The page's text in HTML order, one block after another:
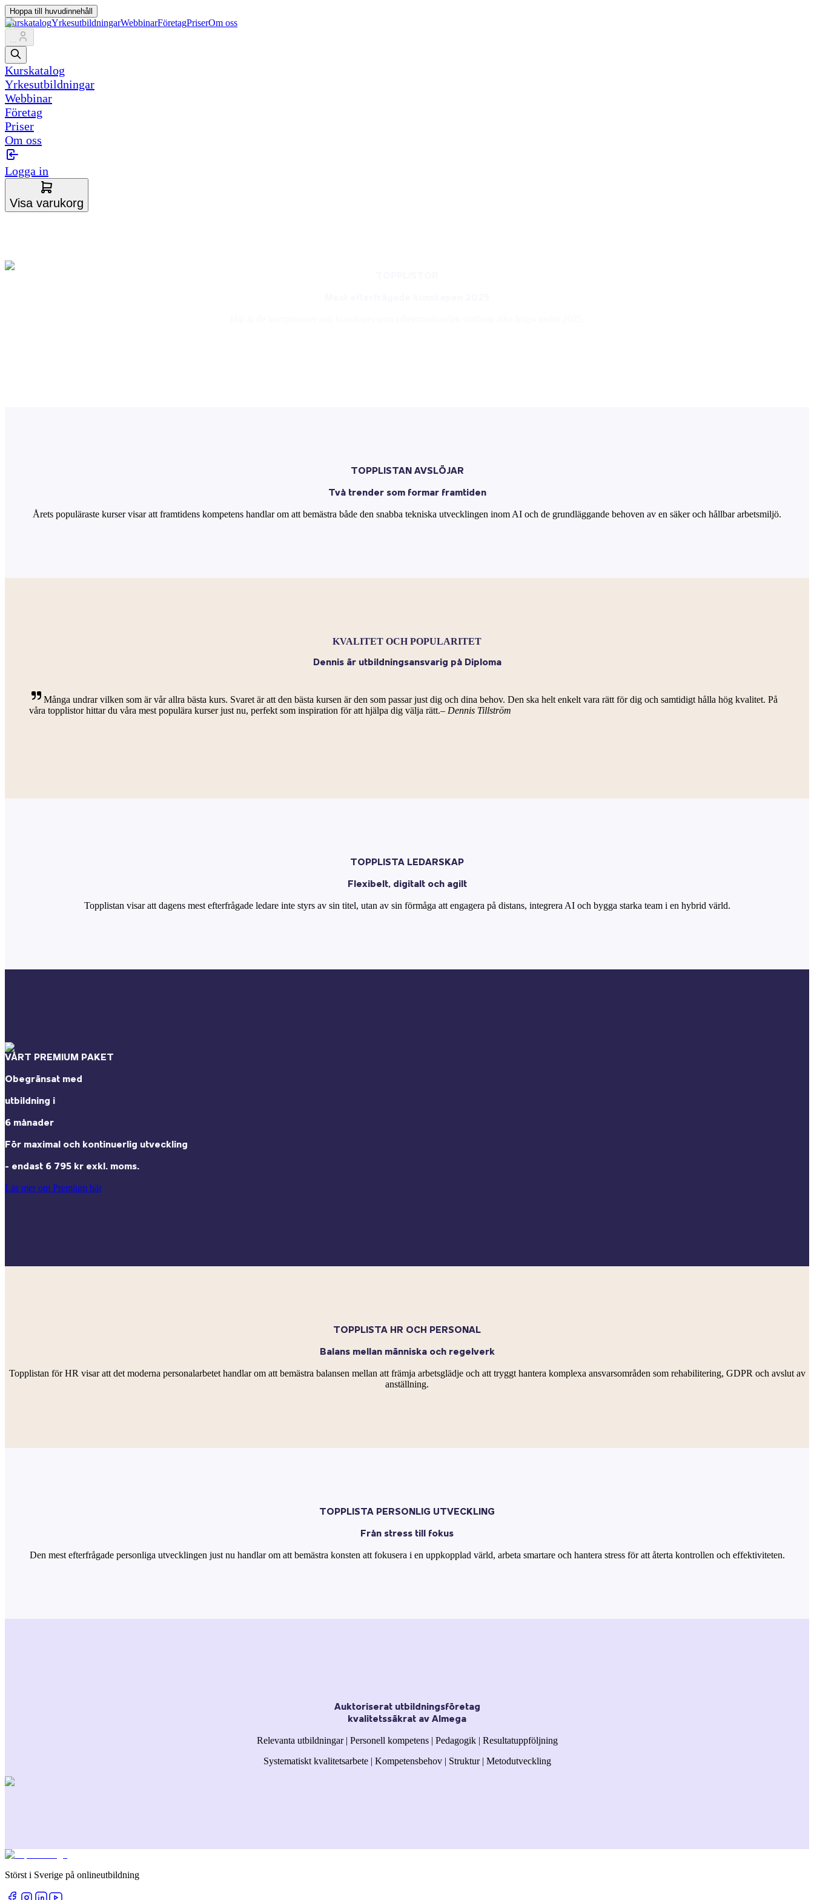
Hoppa till huvudinnehåll
KurskatalogYrkesutbildningarWebbinarFöretagPriserOm oss
...
Kurskatalog
Yrkesutbildningar
Webbinar
Företag
Priser
Om oss
Logga in
Visa varukorg
TOPPLISTAN AVSLÖJAR
Två trender som formar framtiden
Årets populäraste kurser visar att framtidens kompetens handlar om att bemästra både den snabba tekniska utvecklingen inom AI och de grundläggande behoven av en säker och hållbar arbetsmiljö.
KVALITET OCH POPULARITET
Dennis är utbildningsansvarig på Diploma
Många undrar vilken som är vår allra bästa kurs. Svaret är att den bästa kursen är den som passar just dig och dina behov. Den ska helt enkelt vara rätt för dig och samtidigt hålla hög kvalitet. På
våra topplistor hittar du våra mest populära kurser just nu, perfekt som inspiration för att hjälpa dig välja rätt.– Dennis Tillström
TOPPLISTA LEDARSKAP
Flexibelt, digitalt och agilt
Topplistan visar att dagens mest efterfrågade ledare inte styrs av sin titel, utan av sin förmåga att engagera på distans, integrera AI och bygga starka team i en hybrid värld.
VÅRT PREMIUM PAKET
Obegränsat med
utbildning i
6 månader
För maximal och kontinuerlig utveckling
- endast 6 795 kr exkl. moms.
Läs mer om Premium här
TOPPLISTA HR OCH PERSONAL
Balans mellan människa och regelverk
Topplistan för HR visar att det moderna personalarbetet handlar om att bemästra balansen mellan att främja arbetsglädje och att tryggt hantera komplexa ansvarsområden som rehabilitering, GDPR och avslut av
anställning.
TOPPLISTA PERSONLIG UTVECKLING
Från stress till fokus
Den mest efterfrågade personliga utvecklingen just nu handlar om att bemästra konsten att fokusera i en uppkopplad värld, arbeta smartare och hantera stress för att återta kontrollen och effektiviteten.
Auktoriserat utbildningsföretag
kvalitetssäkrat av Almega
Relevanta utbildningar | Personell kompetens | Pedagogik | Resultatuppföljning
Systematiskt kvalitetsarbete | Kompetensbehov | Struktur | Metodutveckling
Störst i Sverige på onlineutbildning